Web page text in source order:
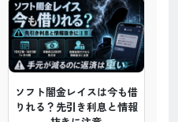
ソフト闇金レイスは今も借
りれる？先引き利息と情報